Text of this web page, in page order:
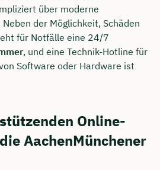
über moderne
der Möglichkeit, Schäden
für Notfälle eine 24/7
, und eine Technik-Hotline für
Software oder Hardware ist
Online-
AachenMünchener